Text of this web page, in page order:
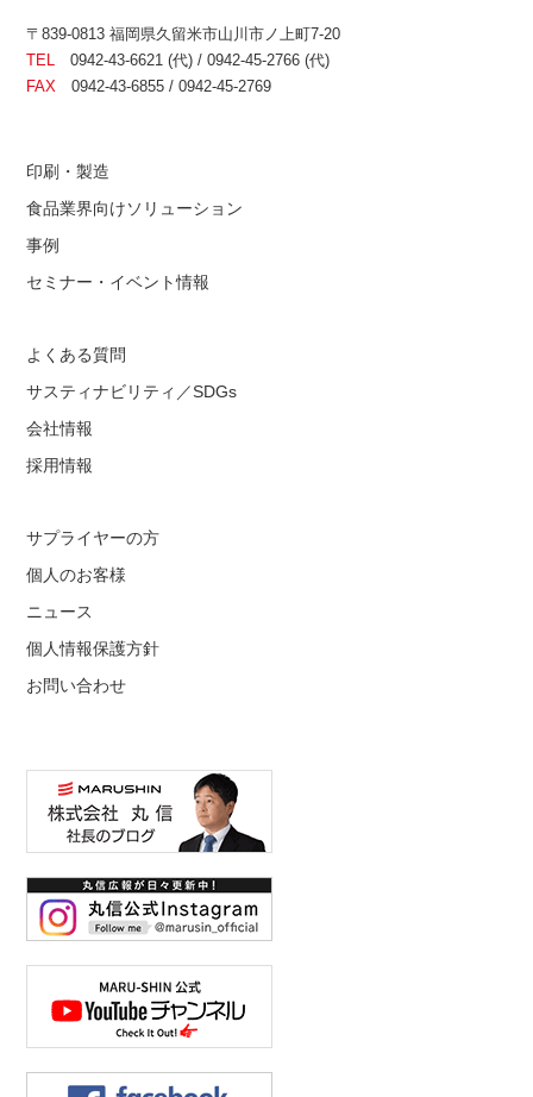
〒839-0813 福岡県久留米市山川市ノ上町7-20
TEL 0942-43-6621 (代) / 0942-45-2766 (代)
FAX 0942-43-6855 / 0942-45-2769
印刷・製造
食品業界向けソリューション
事例
セミナー・イベント情報
よくある質問
サスティナビリティ／SDGs
会社情報
採用情報
サプライヤーの方
個人のお客様
ニュース
個人情報保護方針
お問い合わせ